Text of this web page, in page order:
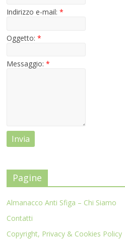
Indirizzo e-mail:*
Oggetto:*
Messaggio:*
Pagine
Almanacco Anti Sfiga – Chi Siamo
Contatti
Copyright, Privacy & Cookies Policy